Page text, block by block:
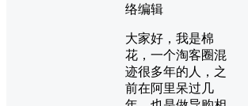
络编辑
大家好，我是棉
花，一个淘客圈混
迹很多年的人，之
前在阿里呆过几